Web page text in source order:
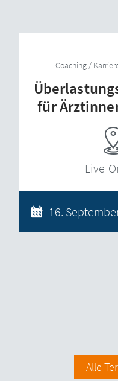
Coaching /
für
Live-
16.
Alle